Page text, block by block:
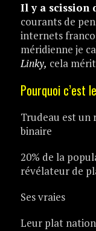
Il y a scission
courants de
internets
méridienne je
Linky, cela
Pourquoi c’est
Trudeau est un
binaire
20% de la
révélateur de
Ses vraies
Leur plat